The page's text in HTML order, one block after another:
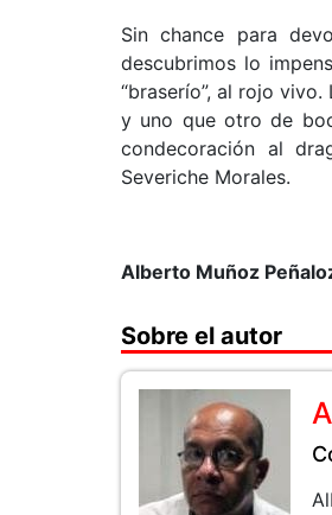
Sin chance para
descubrimos lo
“braserío”, al rojo
y uno que otro de
condecoración al
Severiche Morales.
Alberto Muñoz
Sobre el autor